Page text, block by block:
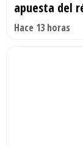
apuesta del
Hace 13 horas